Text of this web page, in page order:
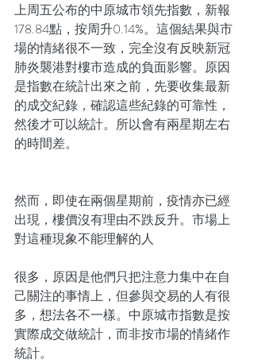
​上周五公布的中原城市領先指數，新報
178.84點，按周升0.14%。這個結果與市
場的情緒很不一致，完全沒有反映新冠
肺炎襲港對樓市造成的負面影響。原因
是指數在統計出來之前，先要收集最新
的成交紀錄，確認這些紀錄的可靠性，
然後才可以統計。所以會有兩星期左右
的時間差。
然而，即使在兩個星期前，疫情亦已經
出現，樓價沒有理由不跌反升。市場上
對這種現象不能理解的人
很多，原因是他們只把注意力集中在自
己關注的事情上，但參與交易的人有很
多，想法各不一樣。中原城市指數是按
實際成交做統計，而非按市場的情緒作
統計。